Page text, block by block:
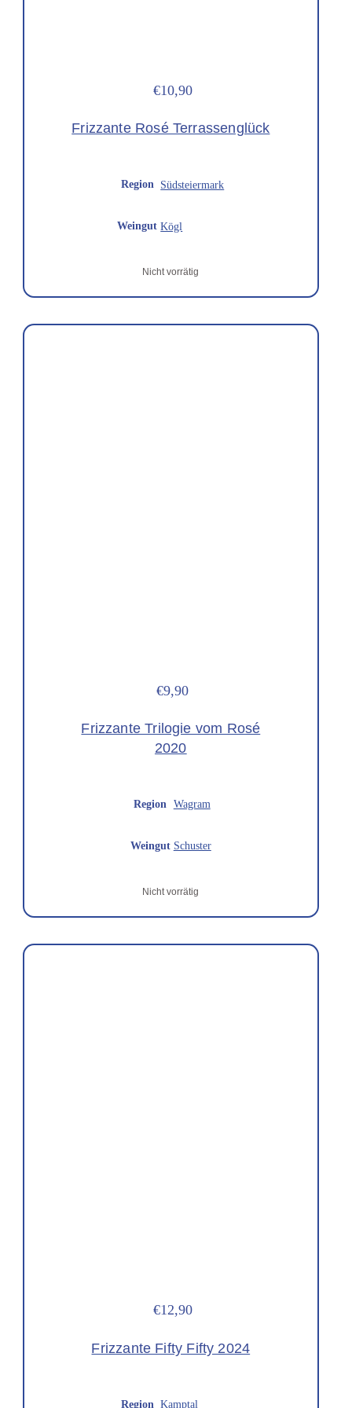
€10,90
Frizzante Rosé Terrassenglück
Region Südsteiermark
Weingut Kögl
Nicht vorrätig
€9,90
Frizzante Trilogie vom Rosé
2020
Region Wagram
Weingut Schuster
Nicht vorrätig
€12,90
Frizzante Fifty Fifty 2024
Region Kamptal